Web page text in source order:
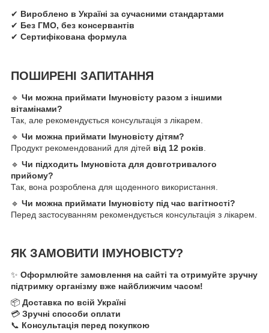
✔ Вироблено в Україні за сучасними стандартами
✔ Без ГМО, без консервантів
✔ Сертифікована формула
ПОШИРЕНІ ЗАПИТАННЯ
🔹 Чи можна приймати Імуновісту разом з іншими
вітамінами?
Так, але рекомендується консультація з лікарем.
🔹 Чи можна приймати Імуновісту дітям?
Продукт рекомендований для дітей від 12 років
🔹 Чи підходить Імуновіста для довготривалого
прийому?
Так, вона розроблена для щоденного використання.
🔹 Чи можна приймати Імуновісту під час вагітності?
Перед застосуванням рекомендується консультація з лікарем.
ЯК ЗАМОВИТИ ІМУНОВІСТУ?
✨ Оформлюйте замовлення на сайті та отримуйте зручну
підтримку організму вже найближчим часом!
📦 Доставка по всій Україні
💳 Зручні способи оплати
📞 Консультація перед покупкою